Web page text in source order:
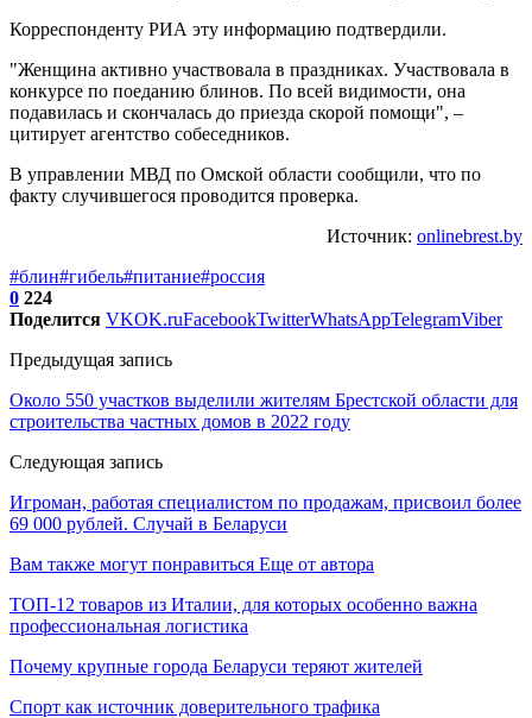
Корреспонденту РИА эту информацию подтвердили.
"Женщина активно участвовала в праздниках. Участвовала в
конкурсе по поеданию блинов. По всей видимости, она
подавилась и скончалась до приезда скорой помощи", –
цитирует агентство собеседников.
В управлении МВД по Омской области сообщили, что по
факту случившегося проводится проверка.
Источник: onlinebrest.by
#блин#гибель#питание#россия
0 224
Поделится VKOK.ruFacebookTwitterWhatsAppTelegramViber
Предыдущая запись
Около 550 участков выделили жителям Брестской области для
строительства частных домов в 2022 году
Следующая запись
Игроман, работая специалистом по продажам, присвоил более
69 000 рублей. Случай в Беларуси
Вам также могут понравиться Еще от автора
ТОП-12 товаров из Италии, для которых особенно важна
профессиональная логистика
Почему крупные города Беларуси теряют жителей
Спорт как источник доверительного трафика